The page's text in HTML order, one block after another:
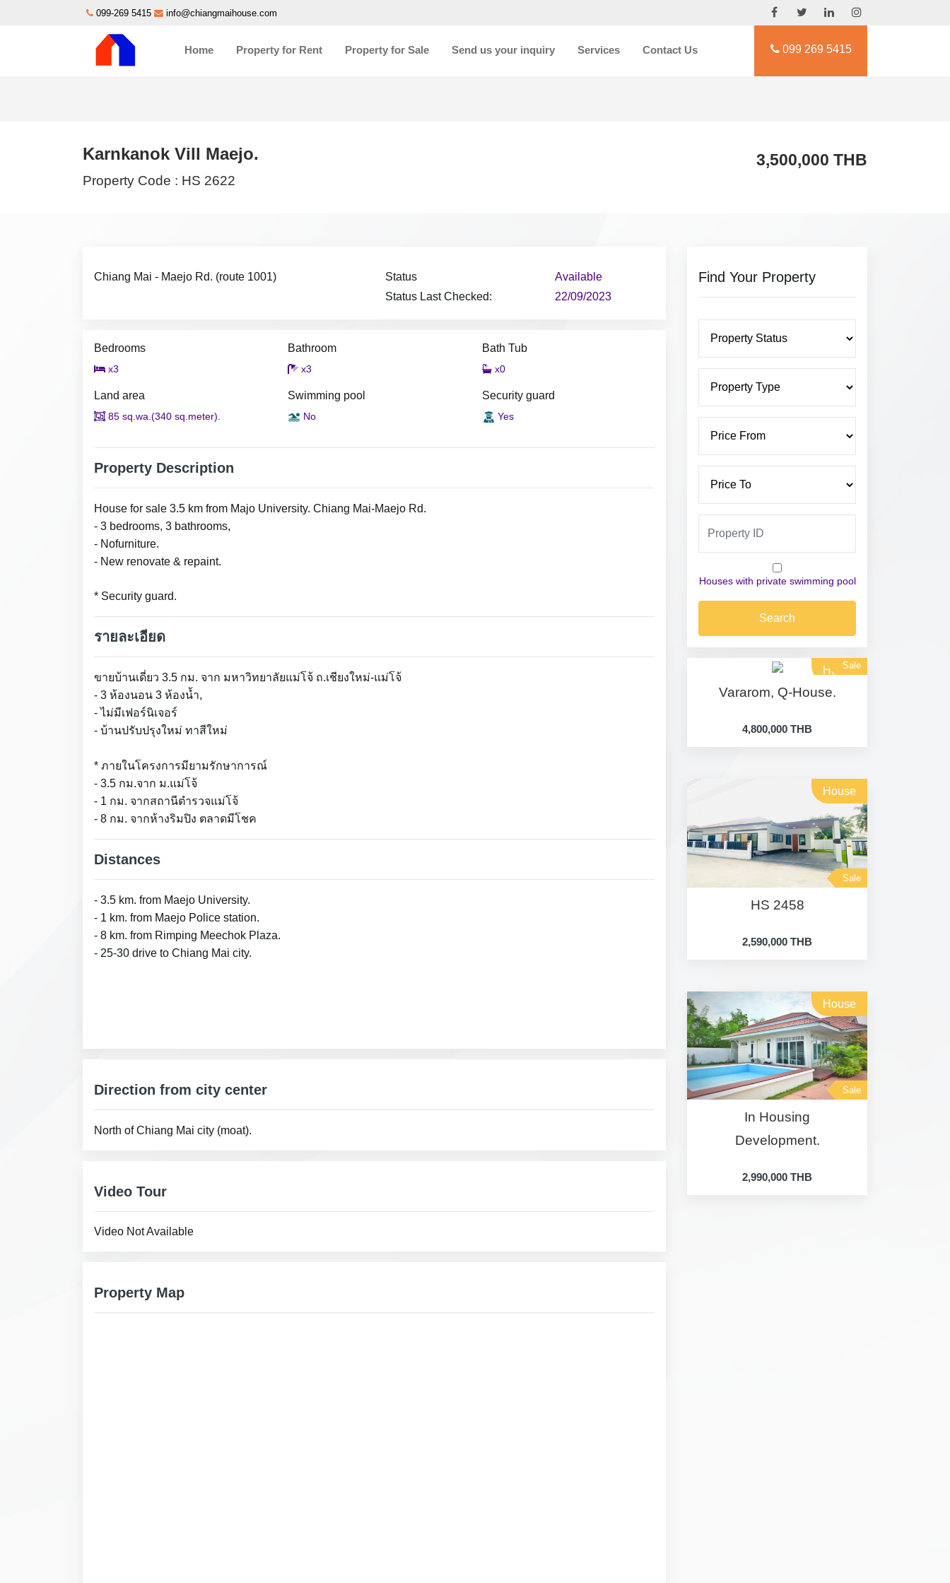
099-269 5415 info@chiangmaihouse.com
Home Property for Rent Property for Sale Send us your inquiry Services Contact Us 099 269 5415
Karnkanok Vill Maejo.
Property Code : HS 2622
3,500,000 THB
Chiang Mai - Maejo Rd. (route 1001) Status
Available
Status Last Checked:
22/09/2023
Bedrooms
x3
Bathroom
x3
Bath Tub
x0
Land area
85 sq.wa.(340 sq.meter).
Swimming pool
No
Security guard
Yes
Property Description
House for sale 3.5 km from Majo University. Chiang Mai-Maejo Rd.
- 3 bedrooms, 3 bathrooms,
- Nofurniture.
- New renovate & repaint.
* Security guard.
รายละเอียด
ขายบ้านเดี่ยว 3.5 กม. จาก มหาวิทยาลัยแม่โจ้ ถ.เชียงใหม่-แม่โจ้
- 3 ห้องนอน 3 ห้องน้ำ,
- ไม่มีเฟอร์นิเจอร์
- บ้านปรับปรุงใหม่ ทาสีใหม่
* ภายในโครงการมียามรักษาการณ์
- 3.5 กม.จาก ม.แม่โจ้
- 1 กม. จากสถานีตำรวจแม่โจ้
- 8 กม. จากห้างริมปิง ตลาดมีโชค
Distances
- 3.5 km. from Maejo University.
- 1 km. from Maejo Police station.
- 8 km. from Rimping Meechok Plaza.
- 25-30 drive to Chiang Mai city.
Direction from city center
North of Chiang Mai city (moat).
Video Tour
Video Not Available
Property Map
Find Your Property
Houses with private swimming pool
Search
House
Sale
Vararom, Q-House.
4,800,000 THB
House
Sale
HS 2458
2,590,000 THB
House
Sale
In Housing
Development.
2,990,000 THB